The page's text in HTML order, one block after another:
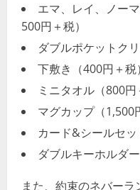
エマ、レイ、ノー
500円＋税）
ダブルポケットク
下敷き（400円＋税）
ミニタオル（800円
マグカップ（1,500
カード&シールセッ
ダブルキーホルダ
また、約束のネバーラ